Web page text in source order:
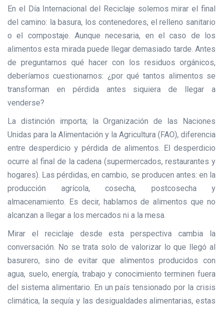
En el Día Internacional del Reciclaje solemos mirar el final
del camino: la basura, los contenedores, el relleno sanitario
o el compostaje. Aunque necesaria, en el caso de los
alimentos esta mirada puede llegar demasiado tarde. Antes
de preguntarnos qué hacer con los residuos orgánicos,
deberíamos cuestionarnos: ¿por qué tantos alimentos se
transforman en pérdida antes siquiera de llegar a
venderse?
La distinción importa; la Organización de las Naciones
Unidas para la Alimentación y la Agricultura (FAO), diferencia
entre desperdicio y pérdida de alimentos. El desperdicio
ocurre al final de la cadena (supermercados, restaurantes y
hogares). Las pérdidas, en cambio, se producen antes: en la
producción agrícola, cosecha, postcosecha y
almacenamiento. Es decir, hablamos de alimentos que no
alcanzan a llegar a los mercados ni a la mesa.
Mirar el reciclaje desde esta perspectiva cambia la
conversación. No se trata solo de valorizar lo que llegó al
basurero, sino de evitar que alimentos producidos con
agua, suelo, energía, trabajo y conocimiento terminen fuera
del sistema alimentario. En un país tensionado por la crisis
climática, la sequía y las desigualdades alimentarias, estas